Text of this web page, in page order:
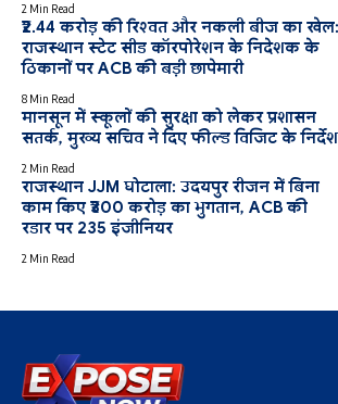
2 Min Read
₹2.44 करोड़ की रिश्वत और नकली बीज का खेल:
राजस्थान स्टेट सीड कॉरपोरेशन के निदेशक के
ठिकानों पर ACB की बड़ी छापेमारी
8 Min Read
मानसून में स्कूलों की सुरक्षा को लेकर प्रशासन
सतर्क, मुख्य सचिव ने दिए फील्ड विजिट के निर्देश
2 Min Read
राजस्थान JJM घोटाला: उदयपुर रीजन में बिना
काम किए ₹300 करोड़ का भुगतान, ACB की
रडार पर 235 इंजीनियर
2 Min Read